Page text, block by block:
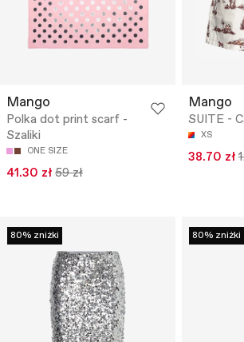
Mango
Polka dot print scarf -
Szaliki
ONE SIZE
41.30 zł 59 zł
Mango
SUITE -
XS
38.70 zł
80% zniżki 80% zniżki